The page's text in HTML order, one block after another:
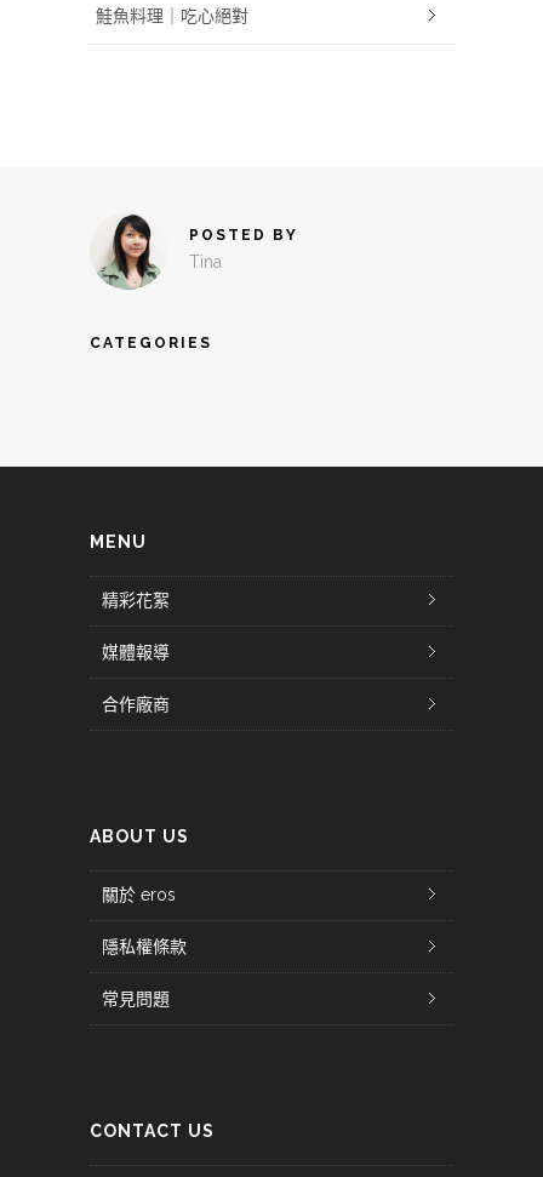
鮭魚料理｜吃心絕對
POSTED BY
Tina
CATEGORIES
MENU
精彩花絮
媒體報導
合作廠商
ABOUT US
關於 eros
隱私權條款
常見問題
CONTACT US